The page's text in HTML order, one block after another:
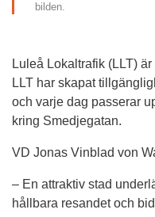
bilden.
Luleå Lokaltrafik (LLT)
LLT har skapat
och varje dag passerar
kring Smedjegatan.
VD Jonas Vinblad von
– En attraktiv stad
hållbara resandet och